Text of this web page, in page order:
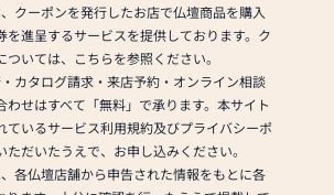
クーポンを発行したお店で仏壇商品を購入
を進呈するサービスを提供しております。ク
ついては、こちらを参照ください。
カタログ請求・来店予約・オンライン相談
わせはすべて「無料」で承ります。本サイト
ているサービス利用規約及びプライバシーポ
ただいたうえで、お申し込みください。
各仏壇店舗から申告された情報をもとに各